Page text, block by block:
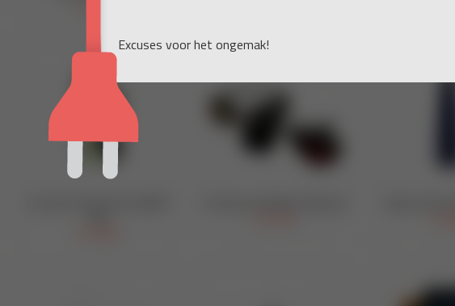
Excuses voor het ongemak!